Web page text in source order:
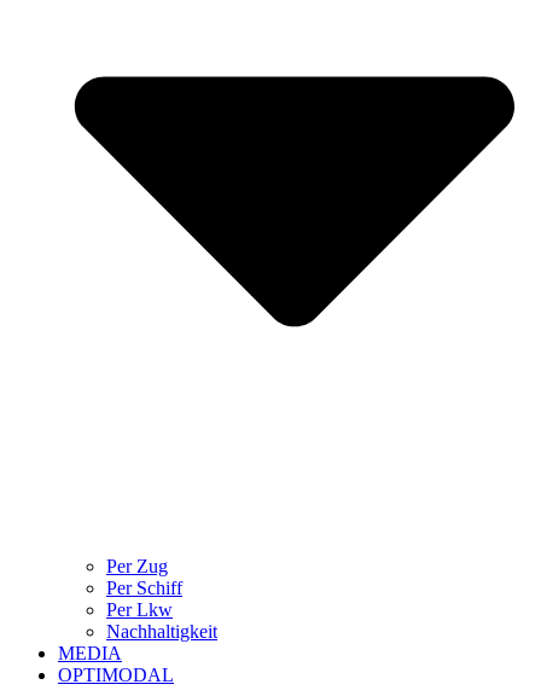
Per Zug
Per Schiff
Per Lkw
Nachhaltigkeit
MEDIA
OPTIMODAL